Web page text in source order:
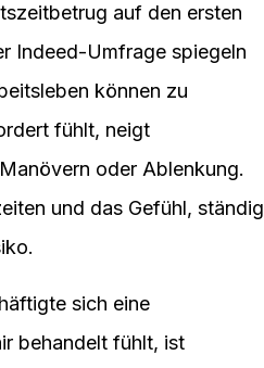
auf den ersten
Indeed-Umfrage spiegeln
können zu
fühlt, neigt
oder Ablenkung.
und das Gefühl, ständig
sich eine
behandelt fühlt, ist